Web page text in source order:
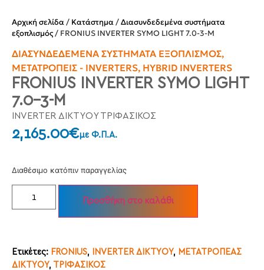
Αρχική σελίδα/ Κατάστημα/Διασυνδεδεμένα συστήματα
εξοπλισμός/ FRONIUS INVERTER SYMO LIGHT 7.0-3-M
ΔΙΑΣΥΝΔΕΔΕΜΈΝΑ ΣΥΣΤΉΜΑΤΑ ΕΞΟΠΛΙΣΜΌΣ,
ΜΕΤΑΤΡΟΠΕΊΣ - INVERTERS, HYBRID INVERTERS
FRONIUS INVERTER SYMO LIGHT
7.0-3-M
INVERTER ΔΙΚΤΥΟΥ ΤΡΙΦΑΣΙΚΟΣ
2,165.00€με Φ.Π.Α.
Διαθέσιμο κατόπιν παραγγελίας
Προσθήκη στο καλάθι
Ετικέτες: FRONIUS, INVERTER ΔΙΚΤΥΟΥ, ΜΕΤΑΤΡΟΠΕΑΣ
ΔΙΚΤΥΟΥ, ΤΡΙΦΑΣΙΚΟΣ